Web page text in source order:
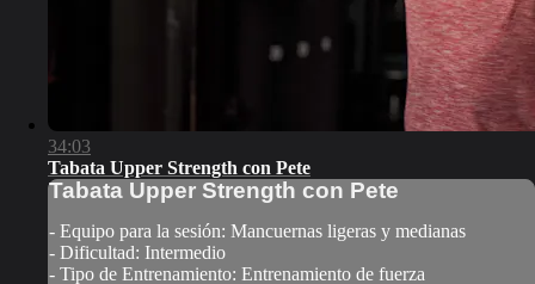
34:03
Tabata Upper Strength con Pete
Tabata Upper Strength con Pete
- Equipo para la sesión: Mancuernas ligeras y medianas
- Dificultad: Intermedio
- Tipo de Entrenamiento: Entrenamiento de fuerza